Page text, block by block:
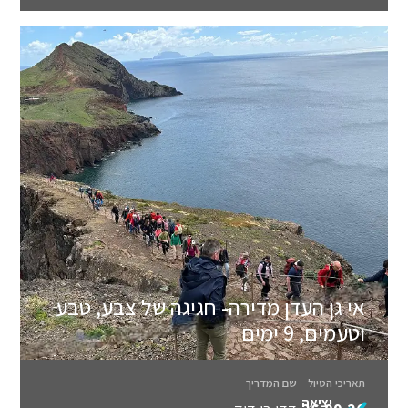
אי גן העדן מדירה- חגיגה של צבע, טבע
וטעמים, 9 ימים
תאריכי הטיול שם המדריך
יציאה